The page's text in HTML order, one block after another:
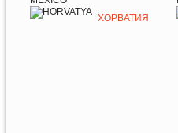
ХОРВАТИЯ